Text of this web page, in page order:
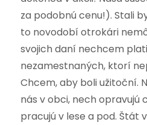
za podobnú cenu!). Stali
to novodobí otrokári
svojich daní nechcem
nezamestnaných, ktorí
Chcem, aby boli užitoční.
nás v obci, nech opravujú
pracujú v lese a pod. Štát